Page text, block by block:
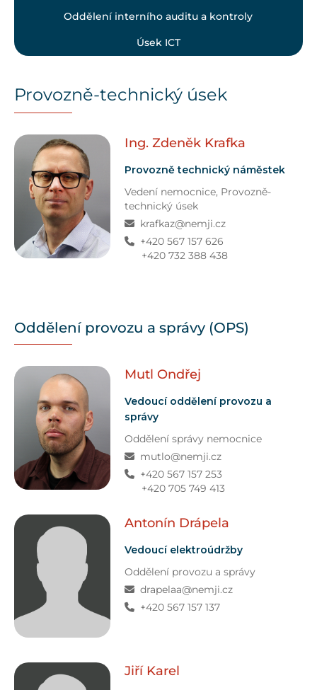
Oddělení interního auditu a kontroly
Úsek ICT
Provozně-technický úsek
Ing. Zdeněk Krafka
Provozně technický náměstek
Vedení nemocnice, Provozně-
technický úsek
krafkaz@nemji.cz
+420 567 157 626
+420 732 388 438
Oddělení provozu a správy (OPS)
Mutl Ondřej
Vedoucí oddělení provozu a
správy
Oddělení správy nemocnice
mutlo@nemji.cz
+420 567 157 253
+420 705 749 413
Antonín Drápela
Vedoucí elektroúdržby
Oddělení provozu a správy
drapelaa@nemji.cz
+420 567 157 137
Jiří Karel